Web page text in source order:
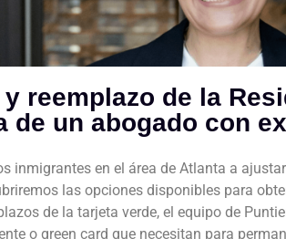
reemplazo de la
de un abogado con
inmigrantes en el área de Atlanta a
las opciones disponibles para
de la tarjeta verde, el equipo de
o green card que necesitan para